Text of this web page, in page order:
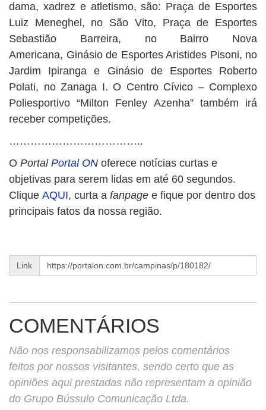
dama, xadrez e atletismo, são: Praça de Esportes
Luiz Meneghel, no São Vito, Praça de Esportes
Sebastião Barreira, no Bairro Nova
Americana, Ginásio de Esportes Aristides Pisoni, no
Jardim Ipiranga e Ginásio de Esportes Roberto
Polati, no Zanaga I. O Centro Cívico – Complexo
Poliesportivo “Milton Fenley Azenha” também irá
receber competições.
………………………………..
O Portal Portal ON oferece notícias curtas e
objetivas para serem lidas em até 60 segundos.
Clique AQUI, curta a fanpage e fique por dentro dos
principais fatos da nossa região.
Link
COMENTÁRIOS
Não nos responsabilizamos pelos comentários
feitos por nossos visitantes, sendo certo que as
opiniões aqui prestadas não representam a opinião
do Grupo Bússulo Comunicação Ltda.